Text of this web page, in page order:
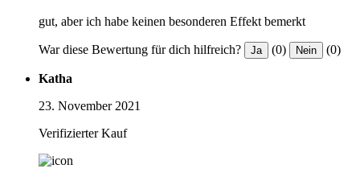
gut, aber ich habe keinen besonderen Effekt bemerkt
War diese Bewertung für dich hilfreich? Ja (0) Nein (0)
Katha
23. November 2021
Verifizierter Kauf